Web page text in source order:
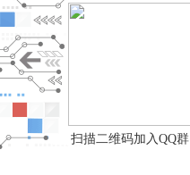
扫描二维码加入QQ群